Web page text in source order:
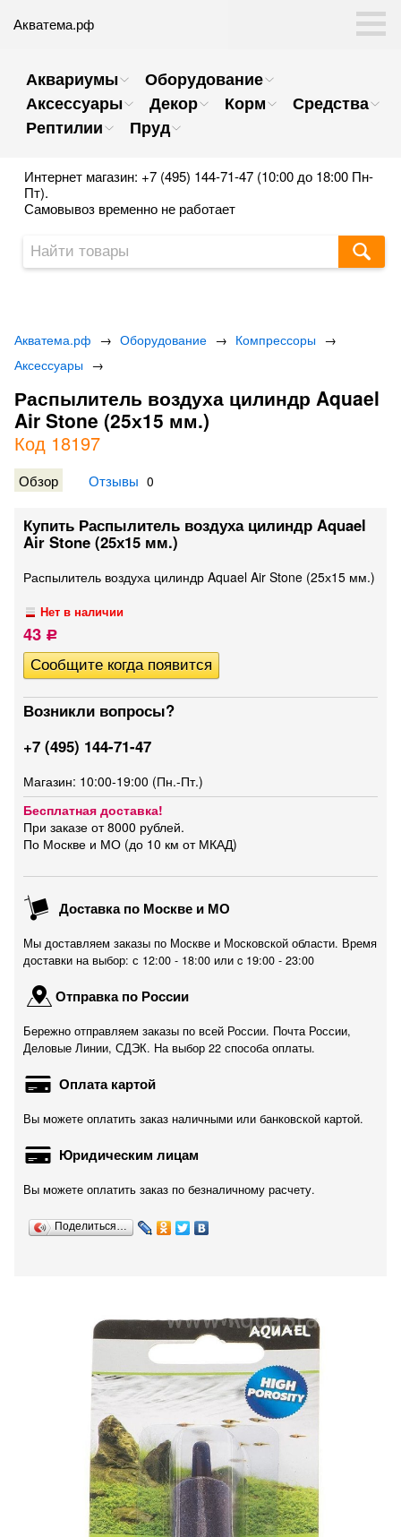
Акватема.рф
Аквариумы
Оборудование
Аксессуары
Декор Корм
Средства
Рептилии
Пруд
Интернет магазин: +7 (495) 144-71-47 (10:00 до 18:00 Пн-
Пт).
Самовывоз временно не работает
Акватема.рф → Оборудование → Компрессоры →
Аксессуары →
Распылитель воздуха цилиндр Aquael
Air Stone (25х15 мм.)
Код 18197
Обзор Отзывы 0
Купить Распылитель воздуха цилиндр Aquael
Air Stone (25х15 мм.)
Распылитель воздуха цилиндр Aquael Air Stone (25х15 мм.)
Нет в наличии
43 Р
Возникли вопросы?
+7 (495) 144-71-47
Магазин: 10:00-19:00 (Пн.-Пт.)
Бесплатная доставка!
При заказе от 8000 рублей.
По Москве и МО (до 10 км от МКАД)
Доставка по Москве и МО
Мы доставляем заказы по Москве и Московской области. Время
доставки на выбор: с 12:00 - 18:00 или c 19:00 - 23:00
Отправка по России
Бережно отправляем заказы по всей России. Почта России,
Деловые Линии, СДЭК. На выбор 22 способа оплаты.
Оплата картой
Вы можете оплатить заказ наличными или банковской картой.
Юридическим лицам
Вы можете оплатить заказ по безналичному расчету.
Поделиться…